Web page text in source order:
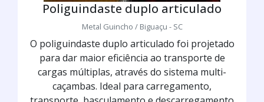
Poliguindaste duplo articulado
Metal Guincho / Biguaçu - SC
O poliguindaste duplo articulado foi projetado
para dar maior eficiência ao transporte de
cargas múltiplas, através do sistema multi-
caçambas. Ideal para carregamento,